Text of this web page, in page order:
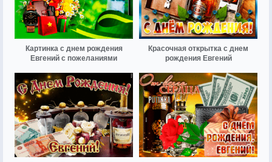
Картинка с днем рождения
Евгений с пожеланиями
Красочная открытка с днем
рождения Евгений